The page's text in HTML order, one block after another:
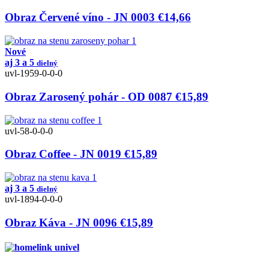
Obraz Červené víno - JN 0003 €14,66
Nové
aj 3 a 5 dielný
uvl-1959-0-0-0
Obraz Zarosený pohár - OD 0087 €15,89
uvl-58-0-0-0
Obraz Coffee - JN 0019 €15,89
aj 3 a 5 dielný
uvl-1894-0-0-0
Obraz Káva - JN 0096 €15,89